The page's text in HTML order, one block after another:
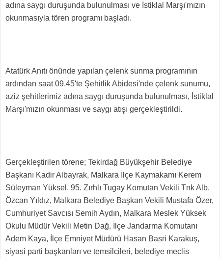
adına saygı duruşunda bulunulması ve İstiklal Marşı'mızın
okunmasıyla tören programı başladı.
Atatürk Anıtı önünde yapılan çelenk sunma programının
ardından saat 09.45'te Şehitlik Abidesi'nde çelenk sunumu,
aziz şehitlerimiz adına saygı duruşunda bulunulması, İstiklal
Marşı'mızın okunması ve saygı atışı gerçekleştirildi.
Gerçekleştirilen törene; Tekirdağ Büyükşehir Belediye
Başkanı Kadir Albayrak, Malkara İlçe Kaymakamı Kerem
Süleyman Yüksel, 95. Zırhlı Tugay Komutan Vekili Tnk Alb.
Özcan Yıldız, Malkara Belediye Başkan Vekili Mustafa Özer,
Cumhuriyet Savcısı Semih Aydın, Malkara Meslek Yüksek
Okulu Müdür Vekili Metin Dağ, İlçe Jandarma Komutanı
Adem Kaya, İlçe Emniyet Müdürü Hasan Basri Karakuş,
siyasi parti başkanları ve temsilcileri, belediye meclis